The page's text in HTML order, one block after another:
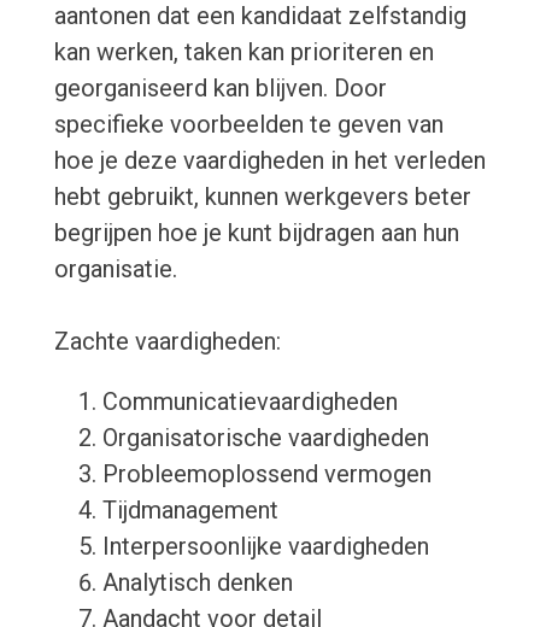
aantonen dat een kandidaat zelfstandig
kan werken, taken kan prioriteren en
georganiseerd kan blijven. Door
specifieke voorbeelden te geven van
hoe je deze vaardigheden in het verleden
hebt gebruikt, kunnen werkgevers beter
begrijpen hoe je kunt bijdragen aan hun
organisatie.
Zachte vaardigheden:
Communicatievaardigheden
Organisatorische vaardigheden
Probleemoplossend vermogen
Tijdmanagement
Interpersoonlijke vaardigheden
Analytisch denken
Aandacht voor detail